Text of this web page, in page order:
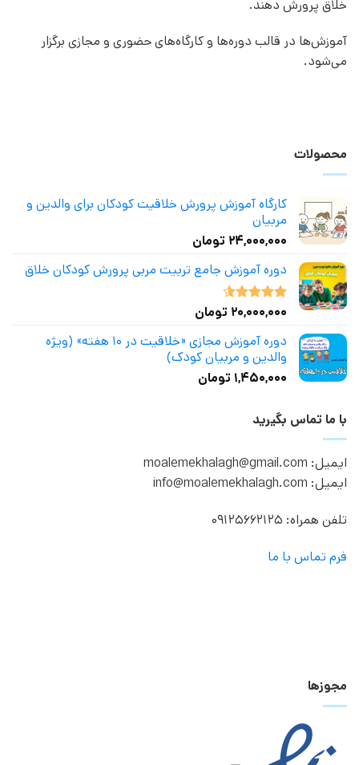
خلاق پرورش دهند.
آموزش‌ها در قالب دوره‌ها و کارگاه‌های حضوری و مجازی برگزار
می‌شود.
محصولات
کارگاه آموزش پرورش خلاقیت کودکان برای والدین و
مربیان
۲۴,۰۰۰,۰۰۰ تومان
دوره آموزش جامع تربیت مربی پرورش کودکان خلاق
نمره4.50
۲۰,۰۰۰,۰۰۰ تومان
دوره آموزش مجازی «خلاقیت در ۱۰ هفته» (ویژه
والدین و مربیان کودک)
۱,۴۵۰,۰۰۰ تومان
با ما تماس بگیرید
ایمیل: moalemekhalagh@gmail.com
ایمیل: info@moalemekhalagh.com
تلفن همراه: 09125662125
فرم تماس با ما
مجوزها